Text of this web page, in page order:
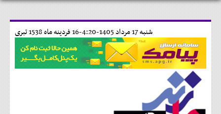
16 فردينه ماه 1538 تبری شنبه 17 مرداد 1405-4:20-